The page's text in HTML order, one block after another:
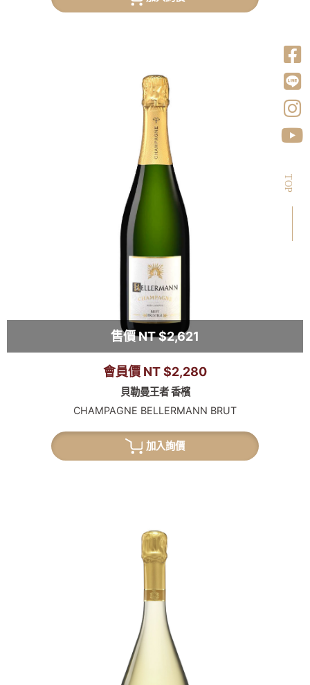
售價 NT $2,621
會員價 NT $2,280
貝勒曼王者 香檳
CHAMPAGNE BELLERMANN BRUT
加入詢價
TOP